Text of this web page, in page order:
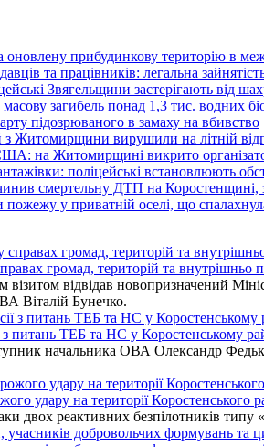
прибудинкову територію в
та працівників: легальна
Звягельщини застерігають від
загибель понад 1,3 тис. водних
підозрюваного в замаху на вбивство
з Житомирщини вирушили на літній
на Житомирщині викрито
поліцейські встановлюють
смертельну ДТП на Коростенщині,
у приватній оселі, що
громад, територій та внутрішньо
відвідав новопризначений
Віталій Бунечко.
з питань ТЕБ та НС у Коростенському
начальника ОВА Олександр
удару на території
двох реактивних безпілотників типу